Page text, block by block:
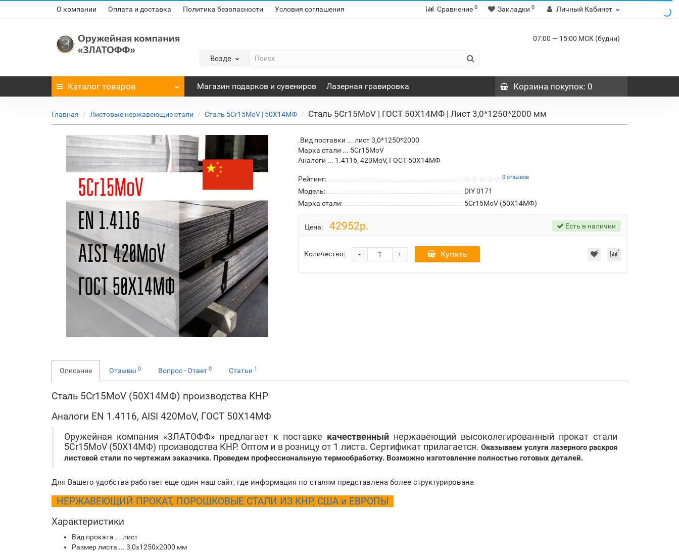
О компании Оплата и доставка Политика безопасности Условия соглашения Сравнение 0 Закладки 0 Личный Кабинет
Везде
07:00 — 15:00 МСК (будни)
Каталог товаров Магазин подарков и сувениров Лазерная гравировка Корзинапокупок: 0
Главная Листовые нержавеющие стали Сталь 5Cr15MoV | 50Х14МФ Сталь 5Cr15MoV | ГОСТ 50Х14МФ | Лист 3,0*1250*2000 мм
.Вид поставки ... лист 3,0*1250*2000
Марка стали ... 5Cr15MoV
Аналоги ... 1.4116, 420MoV, ГОСТ 50Х14МФ
Рейтинг: 0 отзывов
Модель:
DIY 0171
Марка стали:
5Cr15MoV (50Х14МФ)
Цена: 42952р. Есть в наличии
Количество: +
- Купить
Описание Отзывы 0 Вопрос - Ответ 0 Статьи 1
Сталь 5Cr15MoV (50Х14МФ) производства КНР
Аналоги EN 1.4116, AISI 420MoV, ГОСТ 50Х14МФ
Оружейная компания «ЗЛАТОФФ» предлагает к поставке качественный нержавеющий высоколегированный прокат стали
5Cr15MoV (50Х14МФ) производства КНР. Оптом и в розницу от 1 листа. Сертификат прилагается. Оказываем услуги лазерного раскроя
листовой стали по чертежам заказчика. Проведем профессиональную термообработку. Возможно изготовление полностью готовых деталей.
Для Вашего удобства работает еще один наш сайт, где информация по сталям представлена более структурирована
НЕРЖАВЕЮЩИЙ ПРОКАТ, ПОРОШКОВЫЕ СТАЛИ ИЗ КНР, США и ЕВРОПЫ
Характеристики
Вид проката ... лист
Размер листа ... 3,0х1250х2000 мм